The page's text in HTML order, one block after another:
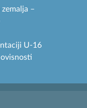
–
U-16